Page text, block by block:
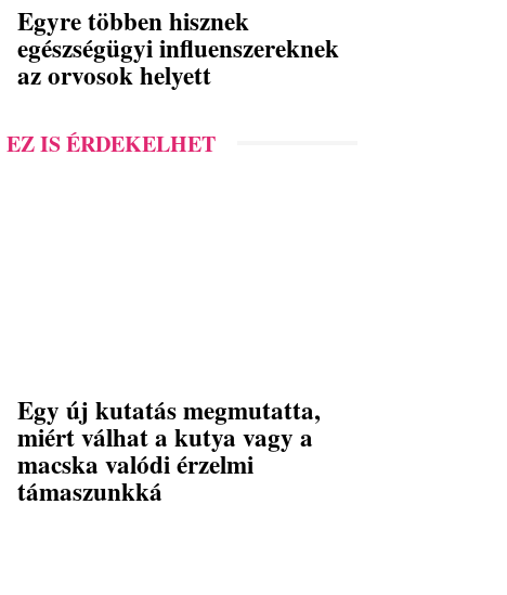
Egyre többen hisznek
egészségügyi influenszereknek
az orvosok helyett
EZ IS ÉRDEKELHET
Egy új kutatás megmutatta,
miért válhat a kutya vagy a
macska valódi érzelmi
támaszunkká